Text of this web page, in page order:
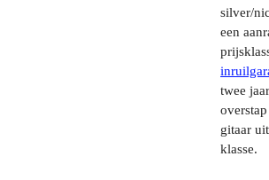
silver/
een
twee
gitaar
klasse.